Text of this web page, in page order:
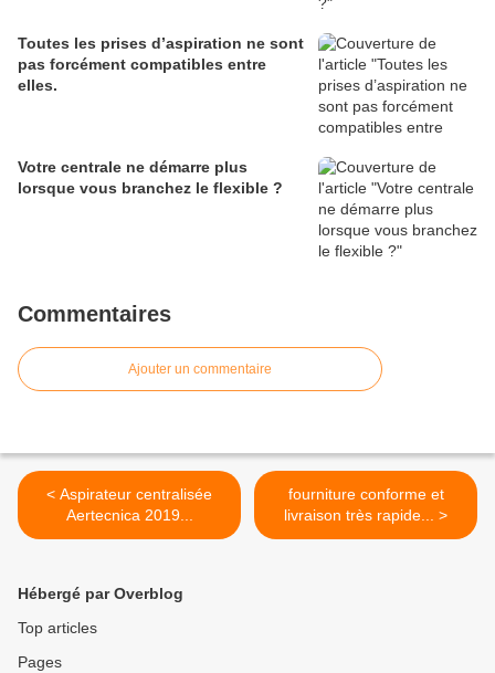
Toutes les prises d’aspiration ne sont
pas forcément compatibles entre
elles.
Votre centrale ne démarre plus
lorsque vous branchez le flexible ?
Commentaires
Ajouter un commentaire
< Aspirateur centralisée
Aertecnica 2019...
fourniture conforme et
livraison très rapide... >
Hébergé par Overblog
Top articles
Pages